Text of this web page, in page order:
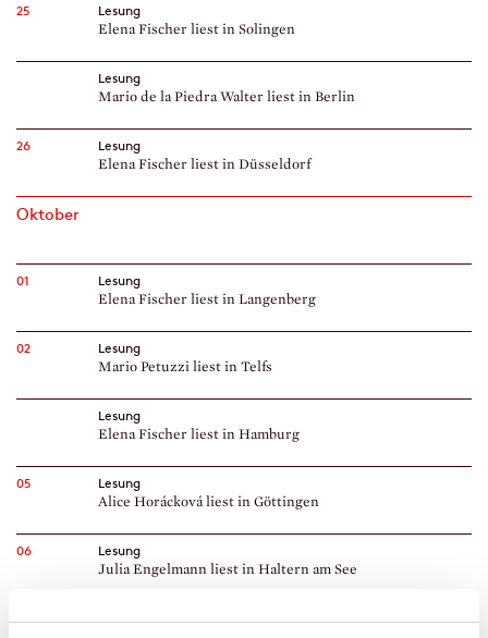
25
Lesung
Elena Fischer liest in Solingen
Lesung
Mario de la Piedra Walter liest in Berlin
26
Lesung
Elena Fischer liest in Düsseldorf
Oktober
01
Lesung
Elena Fischer liest in Langenberg
02
Lesung
Mario Petuzzi liest in Telfs
Lesung
Elena Fischer liest in Hamburg
05
Lesung
Alice Horácková liest in Göttingen
06
Lesung
Julia Engelmann liest in Haltern am See